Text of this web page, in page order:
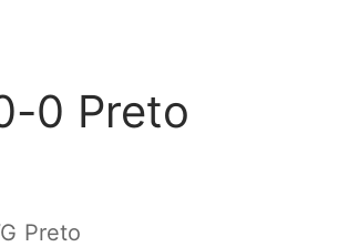
0 Preto
Preto